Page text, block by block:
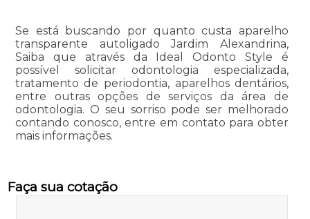
Se está buscando por quanto custa aparelho
transparente autoligado Jardim Alexandrina,
Saiba que através da Ideal Odonto Style é
possível solicitar odontologia especializada,
tratamento de periodontia, aparelhos dentários,
entre outras opções de serviços da área de
odontologia. O seu sorriso pode ser melhorado
contando conosco, entre em contato para obter
mais informações.
Faça sua cotação